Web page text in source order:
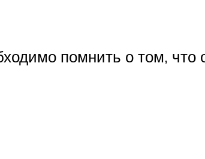
помнить о том, что